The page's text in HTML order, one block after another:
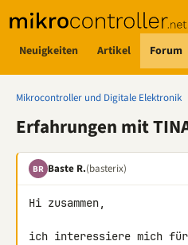
Neuigkeiten Artikel Forum
Mikrocontroller und Digitale Elektronik
Erfahrungen mit
BR Baste R.(basterix)
Hi zusammen,
ich interessiere mich